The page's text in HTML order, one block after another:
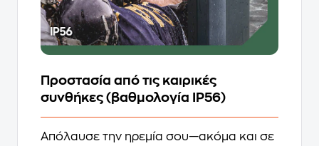
Προστασία από τις καιρικές
συνθήκες (βαθμολογία IP56)
Απόλαυσε την ηρεμία σου—ακόμα και σε